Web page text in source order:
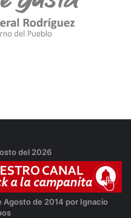
del 2026
Agosto de 2014 por Ignacio